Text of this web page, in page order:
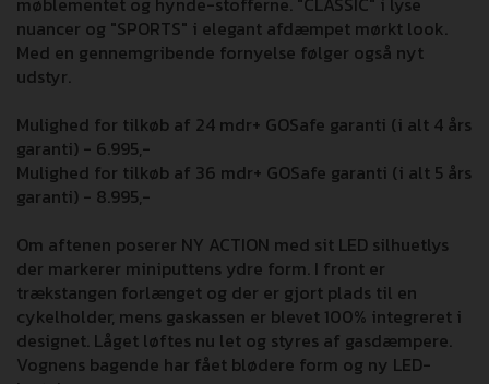
nuancer og "SPORTS" i elegant afdæmpet mørkt look.
Med en gennemgribende fornyelse følger også nyt
udstyr.
Mulighed for tilkøb af 24 mdr+ GOSafe garanti (i alt 4 års
garanti) - 6.995,-
Mulighed for tilkøb af 36 mdr+ GOSafe garanti (i alt 5 års
garanti) - 8.995,-
Om aftenen poserer NY ACTION med sit LED silhuetlys
der markerer miniputtens ydre form. I front er
trækstangen forlænget og der er gjort plads til en
cykelholder, mens gaskassen er blevet 100% integreret i
designet. Låget løftes nu let og styres af gasdæmpere.
Vognens bagende har fået blødere form og ny LED-